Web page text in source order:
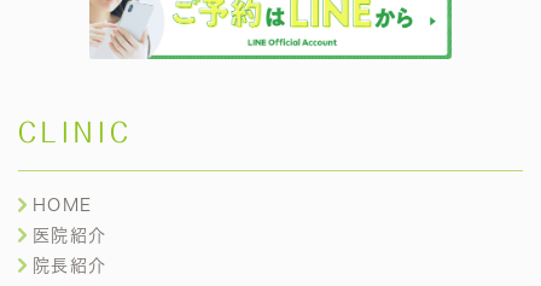
CLINIC
HOME
医院紹介
院長紹介